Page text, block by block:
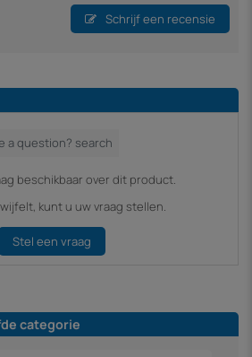
Schrijf een recensie
beschikbaar over dit product.
kunt u uw vraag stellen.
Stel een vraag
categorie